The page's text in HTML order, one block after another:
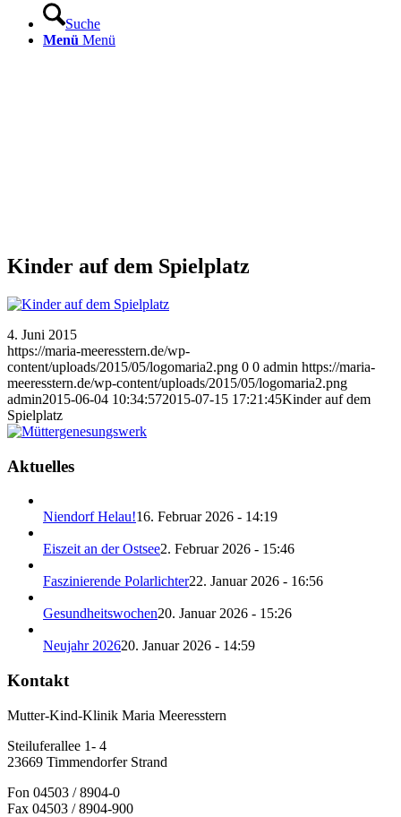
Suche
Menü Menü
Kinder auf dem Spielplatz
4. Juni 2015
https://maria-meeresstern.de/wp-
content/uploads/2015/05/logomaria2.png 0 0 admin https://maria-
meeresstern.de/wp-content/uploads/2015/05/logomaria2.png
admin2015-06-04 10:34:572015-07-15 17:21:45Kinder auf dem
Spielplatz
Aktuelles
Niendorf Helau!16. Februar 2026 - 14:19
Eiszeit an der Ostsee2. Februar 2026 - 15:46
Faszinierende Polarlichter22. Januar 2026 - 16:56
Gesundheitswochen20. Januar 2026 - 15:26
Neujahr 202620. Januar 2026 - 14:59
Kontakt
Mutter-Kind-Klinik Maria Meeresstern
Steiluferallee 1- 4
23669 Timmendorfer Strand
Fon 04503 / 8904-0
Fax 04503 / 8904-900